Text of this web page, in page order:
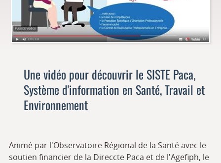
Une vidéo pour découvrir le SISTE Paca,
Système d'information en Santé, Travail et
Environnement
Animé par l'Observatoire Régional de la Santé avec le
soutien financier de la Direccte Paca et de l'Agefiph, le